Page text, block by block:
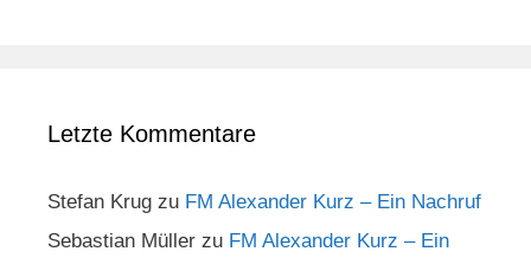
Letzte Kommentare
Stefan Krug zu FM Alexander Kurz – Ein Nachruf
Sebastian Müller zu FM Alexander Kurz – Ein